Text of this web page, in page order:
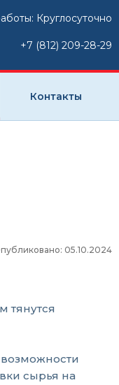
Круглосуточно
+7 (812) 209-28-29
Контакты
05.10.2024
тянутся
сырья на